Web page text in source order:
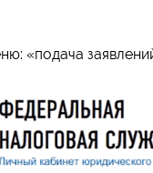
«подача